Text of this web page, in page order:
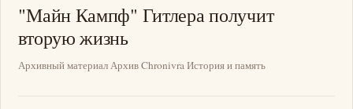
"Майн Кампф" Гитлера получит
вторую жизнь
Архивный материал Архив ChronivraИстория и память